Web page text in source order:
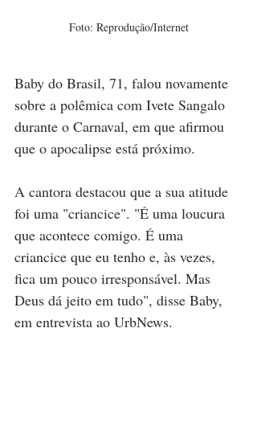
Foto: Reprodução/Internet
Baby do Brasil, 71, falou novamente
sobre a polêmica com Ivete Sangalo
durante o Carnaval, em que afirmou
que o apocalipse está próximo.
A cantora destacou que a sua atitude
foi uma "criancice". "É uma loucura
que acontece comigo. É uma
criancice que eu tenho e, às vezes,
fica um pouco irresponsável. Mas
Deus dá jeito em tudo", disse Baby,
em entrevista ao UrbNews.